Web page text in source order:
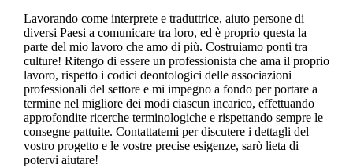
Lavorando come interprete e traduttrice, aiuto persone di
diversi Paesi a comunicare tra loro, ed è proprio questa la
parte del mio lavoro che amo di più. Costruiamo ponti tra
culture! Ritengo di essere un professionista che ama il proprio
lavoro, rispetto i codici deontologici delle associazioni
professionali del settore e mi impegno a fondo per portare a
termine nel migliore dei modi ciascun incarico, effettuando
approfondite ricerche terminologiche e rispettando sempre le
consegne pattuite. Contattatemi per discutere i dettagli del
vostro progetto e le vostre precise esigenze, sarò lieta di
potervi aiutare!